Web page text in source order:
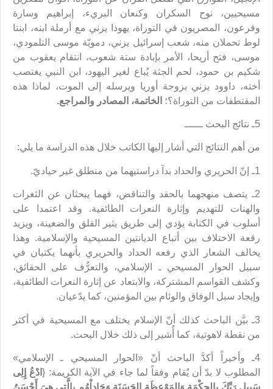
مسيحيين، نوح السكران وكنعان البريء، إبراهيم وسارة
وفرعون، المصريون في التوراة، يهوذا يزني مع أرملة ابنه، ابنتا
لوط تحملان منه، شعب إسرائيل يزني، دمويّة موسى التلمودي،
موسى، فتح أريحا، الأمر بإبادة ستة شعوب، انتقام يعقوب من
شكيم بن حمود، لحم الجثة يُباع لغير اليهود، ابن النبي يغتصب
أخته، داوود يزني بزوجة أوريا ويرسله إلى الموت، لماذا هذه
المقتطفات من التوراة؟؛ الخاتمة، المصادر والمراجع.
5ـ نتائج البحث ــــــ
من أهم النتائج التي أشار إليها الكاتب خلال هذه الدراسة ما يلي:
1ـ إنّ الحريري والحداد بدآ دراستيهما من منطلق غير حياديّ.
2ـ يتصف منهجهما بالحقد والتناقض، فهما يبحثان عن الثغرات
والهنات للتهديم وإثارة النعرات الطائفية. وقد اعتمدا على
أسلوب في الكتابة يؤدي إلى طريق يثير القلق والضغينة، ويزيد
رقعة الاختلاف بين أتباع الديانتين المسيحية والإسلامية. وهذا
يخالف الشعار الذي رفعه الحداد والحريري بأنهما يكتبان في
سبيل الحوار المسيحي ـ الإسلامي، والتعرُّف على الحقائق،
وكشف القواسم المشتركة، والابتعاد عن إثارة النعرات الطائفية،
وإيجاد سبل الوفاق والوئام بين المؤمنين، كما يدّعيان.
3ـ بيَّن الباحث كذلك أنّ الإسلام يختلف مع المسيحية في أكثر
من نقطة لاهوتية، كما أُشير إلى ذلك خلال البحث.
4ـ وأخيراً أكدَّ الباحث أنّ «الحوار المسيحي ـ الإسلامي»
المطلوب لا بدّ أن يُقام وفقاً لما جاء في الآية الكريمة: {ادْعُ إِلِى
سَبِيلِ رَبِّكَ بِالحِكْمَةِ وَالمَوْعِظَةِ الحَسَنَةِ وَجَادِلْهُم بِالَّتِي هِيَ أَحْسَنُ